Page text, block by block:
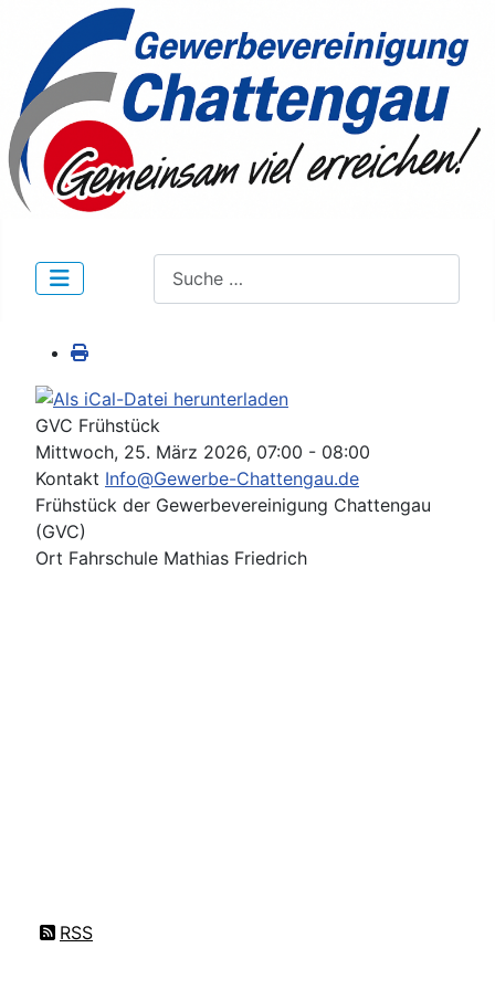
GVC Frühstück
Mittwoch, 25. März 2026, 07:00 - 08:00
Kontakt Info@Gewerbe-Chattengau.de
Frühstück der Gewerbevereinigung Chattengau
(GVC)
Ort Fahrschule Mathias Friedrich
RSS